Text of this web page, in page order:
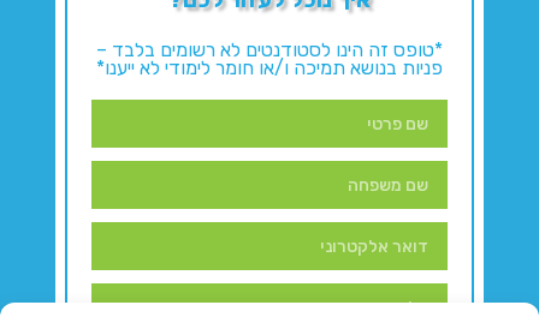
*טופס זה הינו לסטודנטים לא רשומים בלבד –
פניות בנושא תמיכה ו/או חומר לימודי לא ייענו*